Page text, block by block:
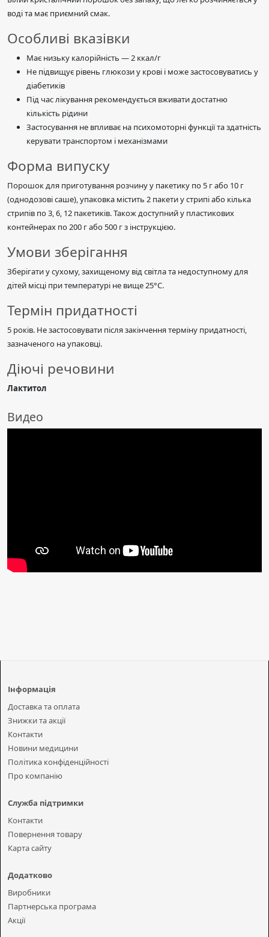
воді та має приємний смак.
Особливі вказівки
Має низьку калорійність — 2 ккал/г
Не підвищує рівень глюкози у крові і може застосовуватись у
діабетиків
Під час лікування рекомендується вживати достатню
кількість рідини
Застосування не впливає на психомоторні функції та здатність
керувати транспортом і механізмами
Форма випуску
Порошок для приготування розчину у пакетику по 5 г або 10 г
(однодозові саше), упаковка містить 2 пакети у стрипі або кілька
стрипів по 3, 6, 12 пакетиків. Також доступний у пластикових
контейнерах по 200 г або 500 г з інструкцією.
Умови зберігання
Зберігати у сухому, захищеному від світла та недоступному для
дітей місці при температурі не вище 25°C.
Термін придатності
5 років. Не застосовувати після закінчення терміну придатності,
зазначеного на упаковці.
Діючі речовини
Лактитол
Видео
Інформація
Доставка та оплата
Знижки та акції
Контакти
Новини медицини
Політика конфіденційності
Про компанію
Служба підтримки
Контакти
Повернення товару
Карта сайту
Додатково
Виробники
Партнерська програма
Акції